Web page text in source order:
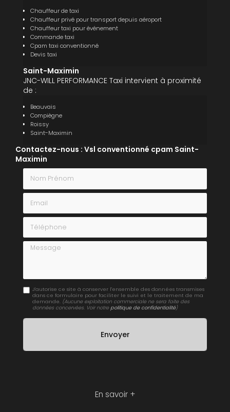
Chauffeur de taxi
Chauffeur privé pour transport depuis aéroport
Chauffeur taxi pour événement
Commande taxi
Cpam taxi conventionné
Devis taxi
Saint-Maximin
JNC-WILL PERFORMANCE Taxi intervient à proximité
de :
Beauvais
Compiègne
Roissy
Saint-Maximin
Contactez-nous : Vsl conventionné cpam Saint-
Maximin
Nom Prénom
Email
Téléphone
Message
J'autorise ce site à conserver l'ensemble des données transmises
dans ce formulaire pour faciliter le suivi et le traitement de ma
demande. (Aucune exploitation commerciale ne sera faite des
données concervées. Voir notre politique de confidentialité)
En savoir +